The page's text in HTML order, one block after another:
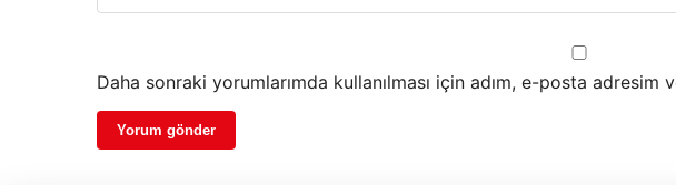
Daha sonraki yorumlarımda kullanılması için adım, e-posta adresim